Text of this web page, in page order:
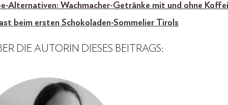
Alternativen: Wachmacher-Getränke mit und ohne
beim ersten Schokoladen-Sommelier Tirols
DIE AUTORIN DIESES BEITRAGS: